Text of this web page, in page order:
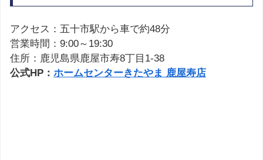
アクセス：五十市駅から車で約48分
営業時間：9:00～19:30
住所：鹿児島県鹿屋市寿8丁目1-38
公式HP： ホームセンターきたやま 鹿屋寿店